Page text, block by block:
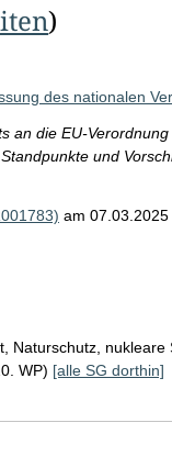
)
des nationalen
an die EU-
und
am 07.03.2025
Naturschutz, nukleare
WP) [alle SG dorthin]